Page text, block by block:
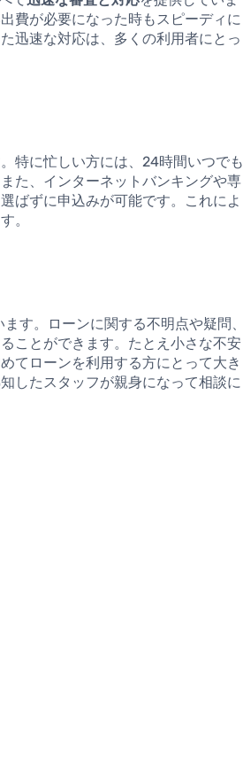
費が必要になった時もスピーディに
迅速な対応は、多くの利用者にとっ
特に忙しい方には、24時間いつでも
た、インターネットバンキングや専
ばずに申込みが可能です。これによ
。
す。ローンに関する不明点や疑問、
ことができます。たとえ小さな不安
てローンを利用する方にとって大き
したスタッフが親身になって相談に